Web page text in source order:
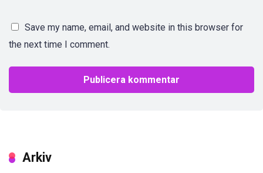
Save my name, email, and website in this browser for
the next time I comment.
Arkiv